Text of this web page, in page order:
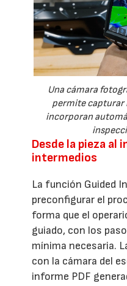
Una cámara
permite capturar
incorporan
Desde la pieza al
intermedios
La función Guided
preconfigurar el
forma que el
guiado, con los
mínima necesaria.
con la cámara del
informe PDF